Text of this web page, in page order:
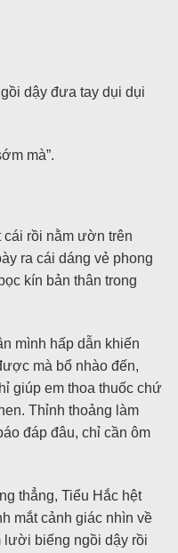
dậy đưa tay dụi dụi
mà”.
rồi nằm ườn trên
ra cái dáng vẻ phong
kín bản thân trong
mình hấp dẫn khiến
mà bổ nhào đến,
giúp em thoa thuốc chứ
Thỉnh thoảng làm
đáp đâu, chỉ cần ôm
thẳng, Tiểu Hắc hệt
mắt cảnh giác nhìn về
biếng ngồi dậy rồi